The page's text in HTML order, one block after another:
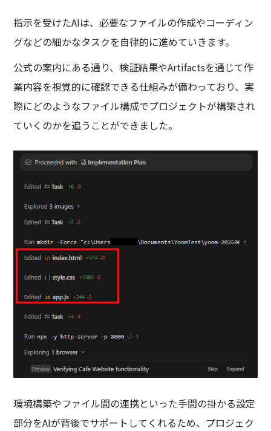
指示を受けたAIは、必要なファイルの作成やコーディン
グなどの細かなタスクを自律的に進めていきます。
公式の案内にある通り、検証結果やArtifactsを通じて作
業内容を視覚的に確認できる仕組みが備わっており、実
際にどのようなファイル構成でプロジェクトが構築され
ていくのかを追うことができました。
環境構築やファイル間の連携といった手間の掛かる設定
部分をAIが背後でサポートしてくれるため、プロジェク